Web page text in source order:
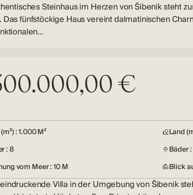
Steinhaus im Herzen von Šibenik steht
Das fünfstöckige Haus vereint dalmatinischen
€
: 1.000 M²
Land
: 8
Bäder
vom Meer : 10 M
Blick
Villa in der Umgebung von Šibenik